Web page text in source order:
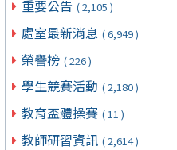
重要公告 ( 2,105 )
處室最新消息 ( 6,949 )
榮譽榜 ( 226 )
學生競賽活動 ( 2,180 )
教育盃體操賽 ( 11 )
教師研習資訊 ( 2,614 )